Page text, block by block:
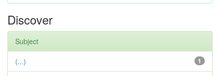
Discover
Subject
1
(...)